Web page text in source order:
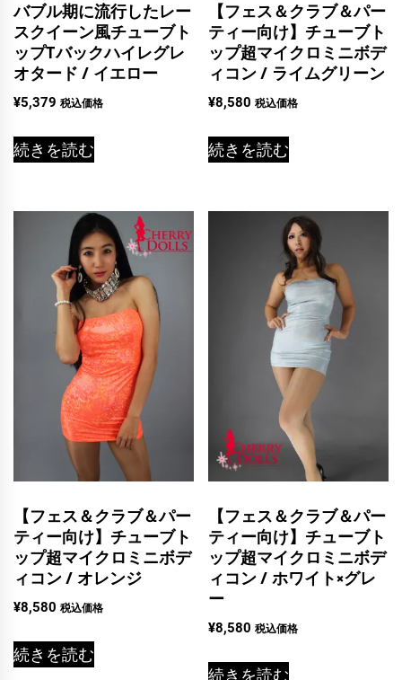
バブル期に流行したレー
スクイーン風チューブト
ップTバックハイレグレ
オタード / イエロー
¥5,379 税込価格
続きを読む
【フェス＆クラブ＆パー
ティー向け】チューブト
ップ超マイクロミニボデ
ィコン / ライムグリーン
¥8,580 税込価格
続きを読む
【フェス＆クラブ＆パー
ティー向け】チューブト
ップ超マイクロミニボデ
ィコン / オレンジ
¥8,580 税込価格
続きを読む
【フェス＆クラブ＆パー
ティー向け】チューブト
ップ超マイクロミニボデ
ィコン / ホワイト×グレ
ー
¥8,580 税込価格
続きを読む